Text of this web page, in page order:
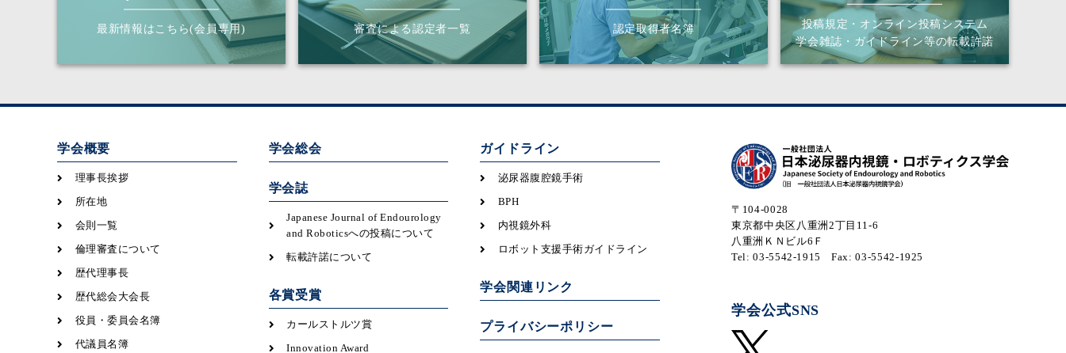
最新情報はこちら(会員専用) 審査による認定者一覧 認定取得者名簿
投稿規定・オンライン投稿システム
学会雑誌・ガイドライン等の転載許諾
学会概要
理事長挨拶
所在地
会則一覧
倫理審査について
歴代理事長
歴代総会大会長
役員・委員会名簿
代議員名簿
学会総会
学会誌
Japanese Journal of Endourology
and Roboticsへの投稿について
転載許諾について
各賞受賞
カールストルツ賞
Innovation Award
ガイドライン
泌尿器腹腔鏡手術
BPH
内視鏡外科
ロボット支援手術ガイドライン
学会関連リンク
プライバシーポリシー
〒104-0028
東京都中央区八重洲2丁目11-6
八重洲ＫＮビル6Ｆ
Tel: 03-5542-1915
Fax: 03-5542-1925
学会公式SNS